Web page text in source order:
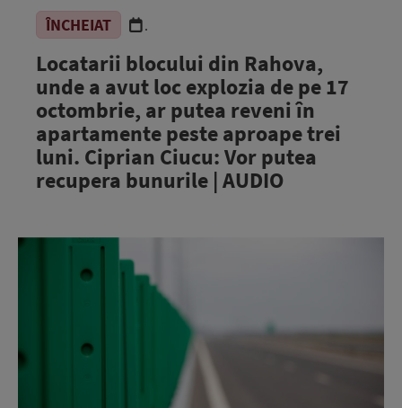
ÎNCHEIAT .
Locatarii blocului din Rahova,
unde a avut loc explozia de pe 17
octombrie, ar putea reveni în
apartamente peste aproape trei
luni. Ciprian Ciucu: Vor putea
recupera bunurile | AUDIO